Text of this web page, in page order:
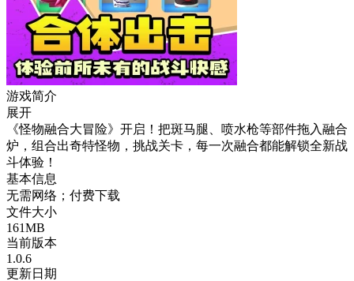
游戏简介
展开
《怪物融合大冒险》开启！把斑马腿、喷水枪等部件拖入融合
炉，组合出奇特怪物，挑战关卡，每一次融合都能解锁全新战
斗体验！
基本信息
无需网络；付费下载
文件大小
161MB
当前版本
1.0.6
更新日期